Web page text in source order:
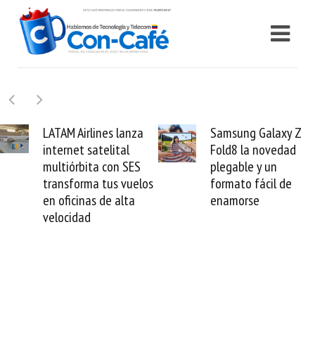
Samsung Galaxy Z
Fold8 la novedad
plegable y un
formato fácil de
enamorse
Cashea levanta 100
millones de dólares y
valida el crédito del
venezolano ante el
mundo